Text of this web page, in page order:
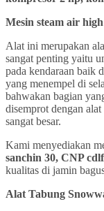
Mesin steam air
Alat ini merupakan
sangat penting yaitu
pada kendaraan baik
yang menempel di
bahwakan bagian
disemprot dengan
sangat besar.
Kami menyediakan
sanchin 30, CNP
kualitas di jamin
Alat Tabung